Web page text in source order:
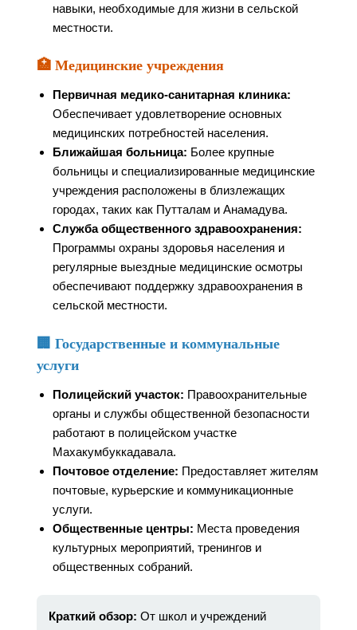
навыки, необходимые для жизни в сельской
местности.
🏥 Медицинские учреждения
Первичная медико-санитарная клиника:
Обеспечивает удовлетворение основных
медицинских потребностей населения.
Ближайшая больница: Более крупные
больницы и специализированные медицинские
учреждения расположены в близлежащих
городах, таких как Путталам и Анамадува.
Служба общественного здравоохранения:
Программы охраны здоровья населения и
регулярные выездные медицинские осмотры
обеспечивают поддержку здравоохранения в
сельской местности.
🏢 Государственные и коммунальные
услуги
Полицейский участок: Правоохранительные
органы и службы общественной безопасности
работают в полицейском участке
Махакумбуккадавала.
Почтовое отделение: Предоставляет жителям
почтовые, курьерские и коммуникационные
услуги.
Общественные центры: Места проведения
культурных мероприятий, тренингов и
общественных собраний.
Краткий обзор: От школ и учреждений